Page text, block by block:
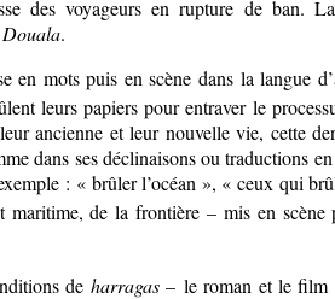
des voyageurs en rupture de ban.
.
en mots puis en scène dans la langue
leurs papiers pour entraver le
ancienne et leur nouvelle vie, cette
dans ses déclinaisons ou traductions
: « brûler l’océan », « ceux qui
maritime, de la frontière – mis en
de harragas– le roman et le film